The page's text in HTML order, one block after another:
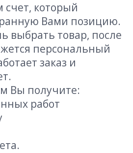
который
Вами позицию.
выбрать товар, после
персональный
заказ и
Вы получите:
работ